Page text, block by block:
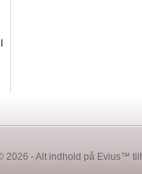
2026 - Alt indhold på Evius™